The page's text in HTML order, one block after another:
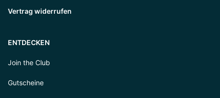
Vertrag widerrufen
ENTDECKEN
Join the Club
Gutscheine